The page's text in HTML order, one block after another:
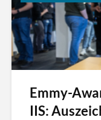
Emmy-
IIS: